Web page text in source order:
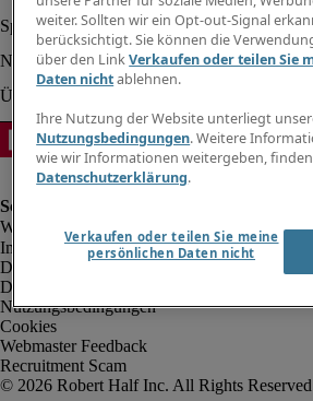
Impressum
Datenschutz
Datenschutz Arbeitnehmer/Leiharbeitnehmer
Nutzungsbedingungen
Cookies
Webmaster Feedback
Recruitment Scam
weiter. Sollten wir ein Opt-out-Signal
berücksichtigt. Sie können die
über den LinkVerkaufen oder teilen Sie
Daten nichtablehnen.
Ihre Nutzung der Website unterliegt
Nutzungsbedingungen. Weitere
wie wir Informationen weitergeben,
Datenschutzerklärung.
Verkaufen oder teilen Sie meine
persönlichen Daten nicht